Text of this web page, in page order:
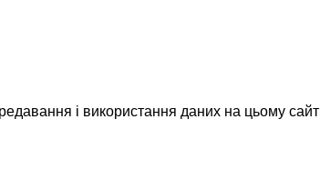
і використання даних на цьому